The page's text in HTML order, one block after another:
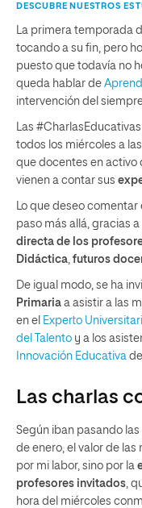
DESCUBRE NUESTROS
La primera temporada
tocando a su fin, pero
puesto que todavía no
queda hablar de
intervención del
Las
todos los miércoles a las
que docentes en activo
vienen a contar sus
Lo que deseo
paso más allá, gracias
directa de los
Didáctica, futuros
De igual modo, se ha
Primaria a asistir a las
en el Experto
del Talento y a los
Innovación Educativa
Las charlas
Según iban pasando
de enero, el valor de
por mi labor, sino por la
profesores invitados,
hora del miércoles